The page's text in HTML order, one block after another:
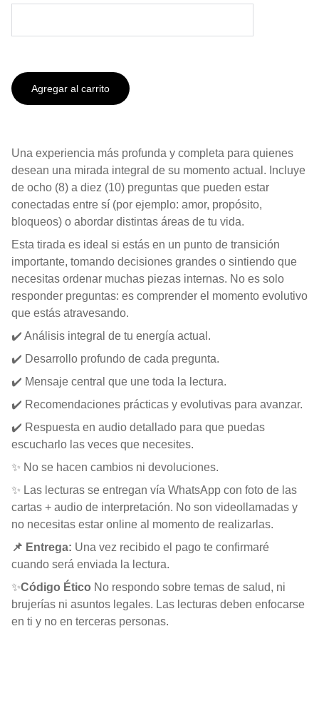
Agregar al carrito
Una experiencia más profunda y completa para quienes
desean una mirada integral de su momento actual. Incluye
de ocho (8) a diez (10) preguntas que pueden estar
conectadas entre sí (por ejemplo: amor, propósito,
bloqueos) o abordar distintas áreas de tu vida.
Esta tirada es ideal si estás en un punto de transición
importante, tomando decisiones grandes o sintiendo que
necesitas ordenar muchas piezas internas. No es solo
responder preguntas: es comprender el momento evolutivo
que estás atravesando.
✔️ Análisis integral de tu energía actual.
✔️ Desarrollo profundo de cada pregunta.
✔️ Mensaje central que une toda la lectura.
✔️ Recomendaciones prácticas y evolutivas para avanzar.
✔️ Respuesta en audio detallado para que puedas
escucharlo las veces que necesites.
✨ No se hacen cambios ni devoluciones.
✨ Las lecturas se entregan vía WhatsApp con foto de las
cartas + audio de interpretación. No son videollamadas y
no necesitas estar online al momento de realizarlas.
📌 Entrega: Una vez recibido el pago te confirmaré
cuando será enviada la lectura.
✨Código Ético No respondo sobre temas de salud, ni
brujerías ni asuntos legales. Las lecturas deben enfocarse
en ti y no en terceras personas.